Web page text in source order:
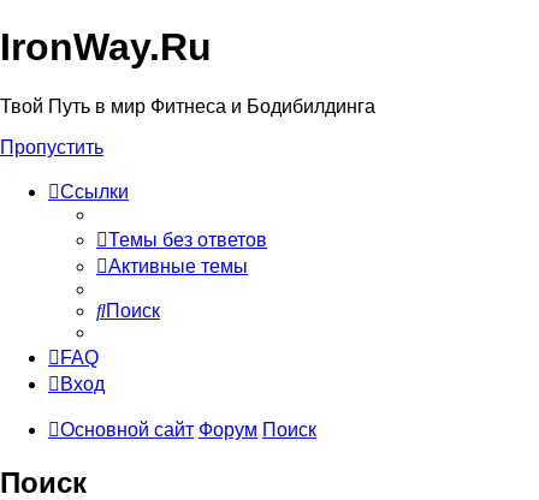
IronWay.Ru
Твой Путь в мир Фитнеса и Бодибилдинга
Пропустить
Ссылки
Темы без ответов
Активные темы
Поиск
FAQ
Вход
Основной сайт Форум Поиск
Поиск